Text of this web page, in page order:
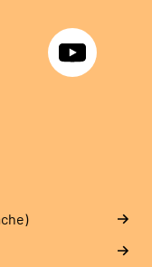
YouTube